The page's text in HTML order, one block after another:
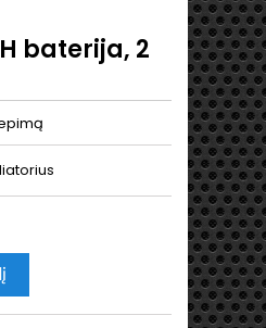
baterija, 2